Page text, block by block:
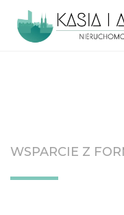
WSPARCIE Z